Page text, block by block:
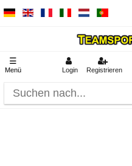
☰
Menü Login Registrieren